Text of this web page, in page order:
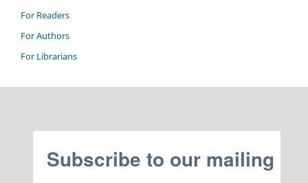
For Readers
For Authors
For Librarians